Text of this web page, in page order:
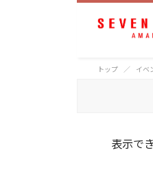
トップ イベ
表示で